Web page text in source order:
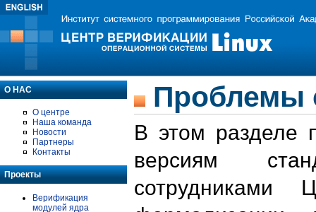
О НАС
О центре
Наша команда
Новости
Партнеры
Контакты
Проекты
Верификация
модулей ядра
Проблемы
В этом разделе
версиям